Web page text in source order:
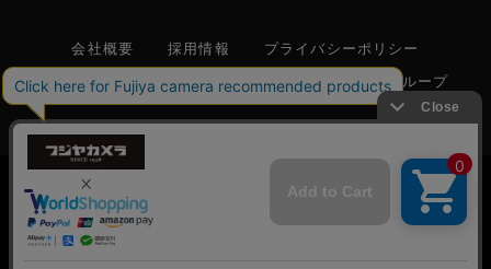
会社概要 採用情報
プライバシーポリシー
特定商取引に関する法律に基づく表示
フジヤグループ
商標登録 第5211024号 株式会社フジヤカメラ店 古物商許可番
号 東京都公安委員会 第304399601272号
© 2006 FUJIYACAMERA SHOP
当サイトでは利便性向上のためクッキー(Cookie)
を使用しています。クッキー(Cookie)の使用に関
しては「プライバシーポリシー」
をお読みくださ
い。
承諾する